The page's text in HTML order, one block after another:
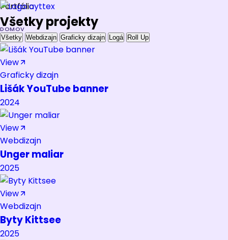
DOMOV
O MNE
PORTFÓLIO
SLUŽBY
Kontaktovať ma
Kontakt
Portfólio
Všetkyprojekty
Všetky Webdizajn Graficky dizajn Logá Roll Up
View
Graficky dizajn
Lišák YouTube banner
2024
View
Webdizajn
Unger maliar
2025
View
Webdizajn
Byty Kittsee
2025